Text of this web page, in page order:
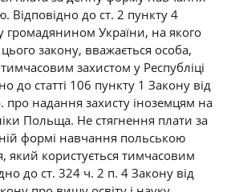
Відповідно до ст. 2 пункту 4
громадянином України, на якого
закону, вважається особа,
захистом у Республіці
до статті 106 пункту 1 Закону від
про надання захисту іноземцям на
Польща. Не стягнення плати за
формі навчання польською
який користується тимчасовим
до ст. 324 ч. 2 п. 4 Закону від